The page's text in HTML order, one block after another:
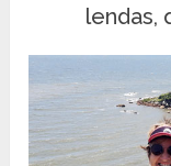
lendas,